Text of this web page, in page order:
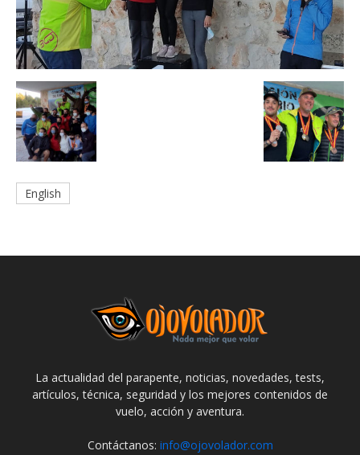
English
La actualidad del parapente, noticias, novedades, tests,
artículos, técnica, seguridad y los mejores contenidos de
vuelo, acción y aventura.
Contáctanos: info@ojovolador.com